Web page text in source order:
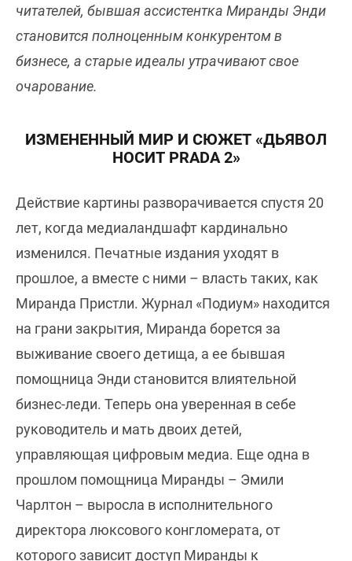
читателей, бывшая ассистентка Миранды Энди
становится полноценным конкурентом в
бизнесе, а старые идеалы утрачивают свое
очарование.
ИЗМЕНЕННЫЙ МИР И СЮЖЕТ «ДЬЯВОЛ
НОСИТ PRADA 2»
Действие картины разворачивается спустя 20
лет, когда медиаландшафт кардинально
изменился. Печатные издания уходят в
прошлое, а вместе с ними – власть таких, как
Миранда Пристли. Журнал «Подиум» находится
на грани закрытия, Миранда борется за
выживание своего детища, а ее бывшая
помощница Энди становится влиятельной
бизнес-леди. Теперь она уверенная в себе
руководитель и мать двоих детей,
управляющая цифровым медиа. Еще одна в
прошлом помощница Миранды – Эмили
Чарлтон – выросла в исполнительного
директора люксового конгломерата, от
которого зависит доступ Миранды к